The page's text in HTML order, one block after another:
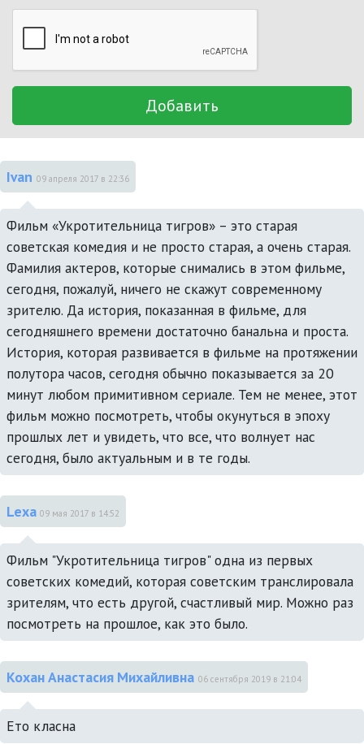
Добавить
Ivan 09 апреля 2017 в 22:36
Фильм «Укротительница тигров» – это старая
советская комедия и не просто старая, а очень старая.
Фамилия актеров, которые снимались в этом фильме,
сегодня, пожалуй, ничего не скажут современному
зрителю. Да история, показанная в фильме, для
сегодняшнего времени достаточно банальна и проста.
История, которая развивается в фильме на протяжении
полутора часов, сегодня обычно показывается за 20
минут любом примитивном сериале. Тем не менее, этот
фильм можно посмотреть, чтобы окунуться в эпоху
прошлых лет и увидеть, что все, что волнует нас
сегодня, было актуальным и в те годы.
Lexa 09 мая 2017 в 14:52
Фильм "Укротительница тигров" одна из первых
советских комедий, которая советским транслировала
зрителям, что есть другой, счастливый мир. Можно раз
посмотреть на прошлое, как это было.
Кохан Анастасия Михайливна 06 сентября 2019 в 21:04
Ето класна